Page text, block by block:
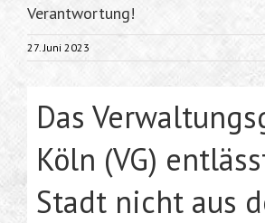
Verantwortung!
27. Juni 2023
Das
Köln (VG)
Stadt nicht aus